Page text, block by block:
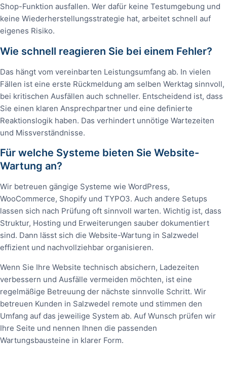
Shop-Funktion ausfallen. Wer dafür keine Testumgebung und
keine Wiederherstellungsstrategie hat, arbeitet schnell auf
eigenes Risiko.
Wie schnell reagieren Sie bei einem Fehler?
Das hängt vom vereinbarten Leistungsumfang ab. In vielen
Fällen ist eine erste Rückmeldung am selben Werktag sinnvoll,
bei kritischen Ausfällen auch schneller. Entscheidend ist, dass
Sie einen klaren Ansprechpartner und eine definierte
Reaktionslogik haben. Das verhindert unnötige Wartezeiten
und Missverständnisse.
Für welche Systeme bieten Sie Website-
Wartung an?
Wir betreuen gängige Systeme wie WordPress,
WooCommerce, Shopify und TYPO3. Auch andere Setups
lassen sich nach Prüfung oft sinnvoll warten. Wichtig ist, dass
Struktur, Hosting und Erweiterungen sauber dokumentiert
sind. Dann lässt sich die Website-Wartung in Salzwedel
effizient und nachvollziehbar organisieren.
Wenn Sie Ihre Website technisch absichern, Ladezeiten
verbessern und Ausfälle vermeiden möchten, ist eine
regelmäßige Betreuung der nächste sinnvolle Schritt. Wir
betreuen Kunden in Salzwedel remote und stimmen den
Umfang auf das jeweilige System ab. Auf Wunsch prüfen wir
Ihre Seite und nennen Ihnen die passenden
Wartungsbausteine in klarer Form.